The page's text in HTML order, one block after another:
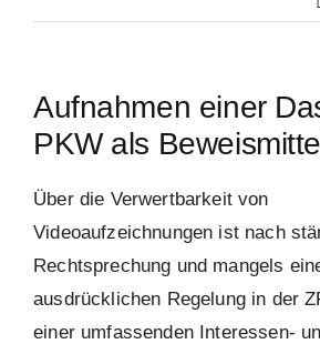
Aufnahmen einer
PKW als
Über die Verwertbarkeit von
Videoaufzeichnungen ist nach
Rechtsprechung und mangels
ausdrücklichen Regelung in der
einer umfassenden Interessen-